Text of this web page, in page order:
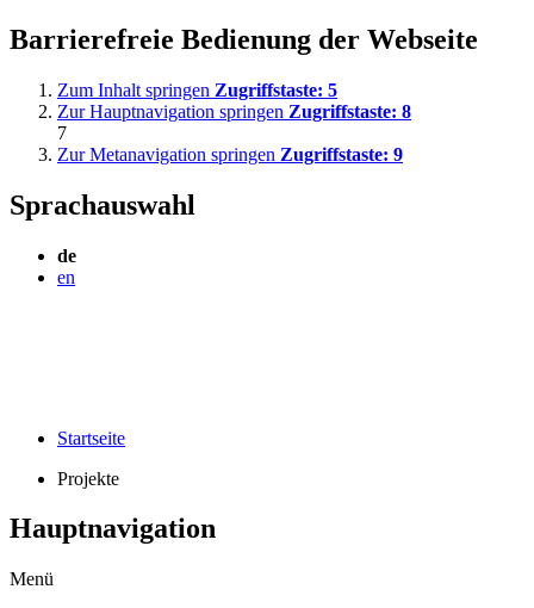
Barrierefreie Bedienung der Webseite
Zum Inhalt springen Zugriffstaste: 5
Zur Hauptnavigation springen Zugriffstaste: 8
7
Zur Metanavigation springen Zugriffstaste: 9
Sprachauswahl
de
en
Startseite
Projekte
Hauptnavigation
Menü